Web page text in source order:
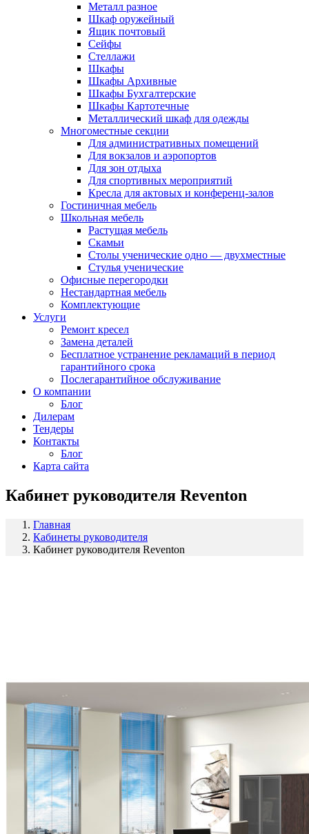
Металл разное
Шкаф оружейный
Ящик почтовый
Сейфы
Стеллажи
Шкафы
Шкафы Архивные
Шкафы Бухгалтерские
Шкафы Картотечные
Металлический шкаф для одежды
Многоместные секции
Для административных помещений
Для вокзалов и аэропортов
Для зон отдыха
Для спортивных мероприятий
Кресла для актовых и конференц-залов
Гостиничная мебель
Школьная мебель
Растущая мебель
Скамьи
Столы ученические одно — двухместные
Стулья ученические
Офисные перегородки
Нестандартная мебель
Комплектующие
Услуги
Ремонт кресел
Замена деталей
Бесплатное устранение рекламаций в период
гарантийного срока
Послегарантийное обслуживание
О компании
Блог
Дилерам
Тендеры
Контакты
Блог
Карта сайта
Кабинет руководителя Reventon
Главная
Кабинеты руководителя
Кабинет руководителя Reventon